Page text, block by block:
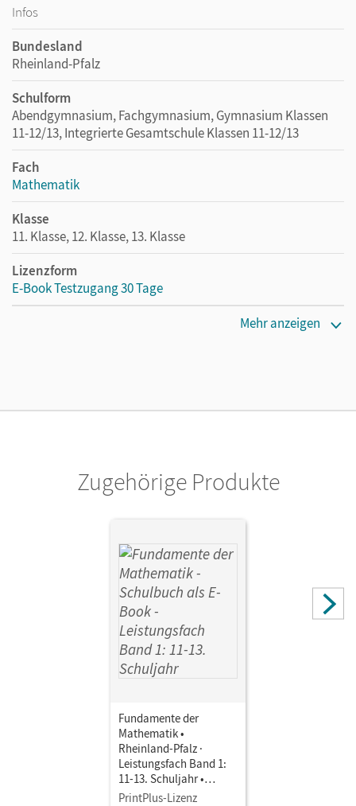
Infos
Bundesland
Rheinland-Pfalz
Schulform
Abendgymnasium, Fachgymnasium, Gymnasium Klassen
11-12/13, Integrierte Gesamtschule Klassen 11-12/13
Fach
Mathematik
Klasse
11. Klasse, 12. Klasse, 13. Klasse
Lizenzform
E-Book Testzugang 30 Tage
Mehr anzeigen
Zugehörige Produkte
Fundamente der
Mathematik •
Rheinland-Pfalz ·
Leistungsfach Band 1:
11-13. Schuljahr •
Schulbuch als E-Book
PrintPlus-Lizenz